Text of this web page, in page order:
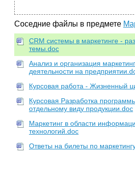
Соседние файлы в предмете
CRM системы в маркетинге -
темы.doc
Анализ и организация
деятельности на
Курсовая работа - Жизненный
Курсовая Разработка
отдельному виду продукции.doc
Маркетинг в области
технологий.doc
Ответы на билеты по